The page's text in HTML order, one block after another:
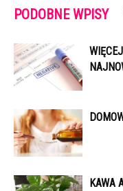
PODOBNE WPISY
KAWA